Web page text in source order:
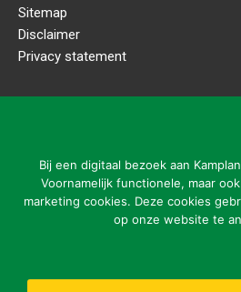
Sitemap
Disclaimer
Privacy statement
5281 RN Boxtel
Tel: 31 (0)411-615700
info@kamplan.com
Bij een digitaal bezoek aan
Voornamelijk functionele, maar
marketing cookies. Deze cookies
op onze website te